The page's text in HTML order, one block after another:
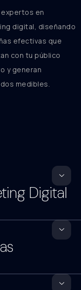
expertos en
digital, diseñando
efectivas que
con tu público
y generan
medibles.
Digital